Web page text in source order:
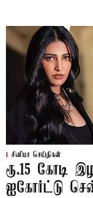
சினிமா செய்திகள்
ரூ.15 கோடி
ஐகோர்ட்டு